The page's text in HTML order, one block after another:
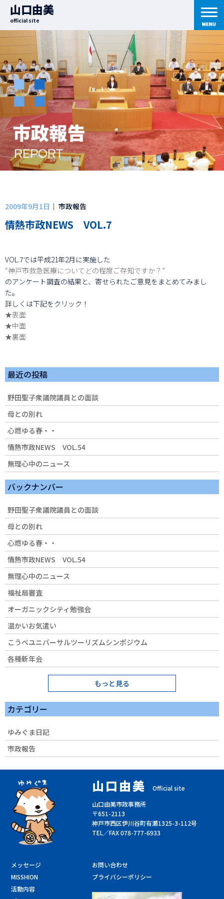
山口由美
official site
2009年9月1日 ｜ 市政報告
情熱市政NEWS VOL.7
VOL.7では平成21年2月に実施した
“神戸市救急医療についてどの程度ご存知ですか？”
のアンケート調査の結果と、寄せられたご意見をまとめてみまし
た。
詳しくは下記をクリック！
★表面
★中面
★裏面
最近の投稿
野田聖子衆議院議員との面談
母との別れ
心燃ゆる春・・
情熱市政NEWS VOL.54
無理心中のニュース
バックナンバー
野田聖子衆議院議員との面談
母との別れ
心燃ゆる春・・
情熱市政NEWS VOL.54
無理心中のニュース
福祉局審査
オーガニックシティ勉強会
温かいお気遣い
こうべユニバーサルツーリズムシンポジウム
各種新年会
もっと見る
カテゴリー
ゆみぐま日記
市政報告
山口由美
Official site
山口由美市政事務所
〒651-2113
神戸市西区伊川谷町有瀬1325-3-112号
TEL／FAX 078-777-6933
メッセージ
MISSHION
活動内容
お問い合わせ
プライバシーポリシー